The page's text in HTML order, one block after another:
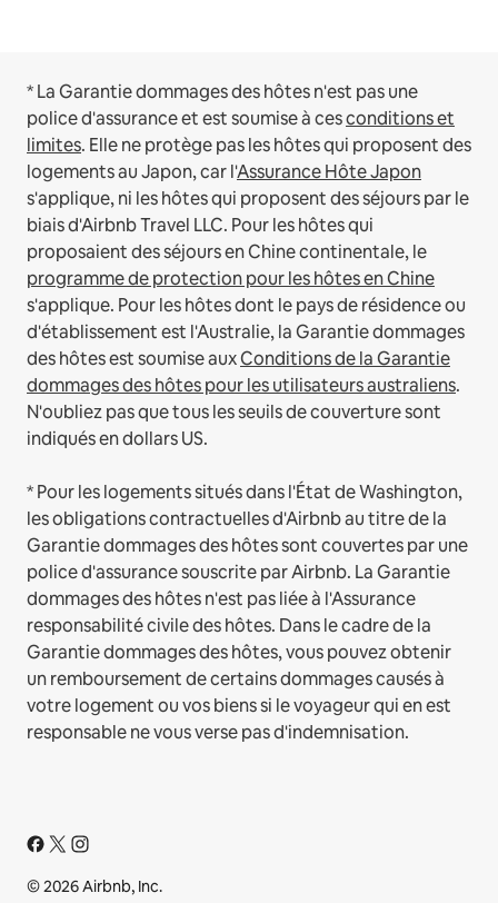
* La Garantie dommages des hôtes n'est pas une
police d'assurance et est soumise à cesconditions et
limites. Elle ne protège pas les hôtes qui proposent des
logements au Japon, car l'Assurance Hôte Japon
s'applique, ni les hôtes qui proposent des séjours par le
biais d'Airbnb Travel LLC. Pour les hôtes qui
proposaient des séjours en Chine continentale, le
programme de protection pour les hôtes en Chine
s'applique. Pour les hôtes dont le pays de résidence ou
d'établissement est l'Australie, la Garantie dommages
des hôtes est soumise auxConditions de la Garantie
dommages des hôtes pour les utilisateurs australiens.
N'oubliez pas que tous les seuils de couverture sont
indiqués en dollars US.
* Pour les logements situés dans l'État de Washington,
les obligations contractuelles d'Airbnb au titre de la
Garantie dommages des hôtes sont couvertes par une
police d'assurance souscrite par Airbnb. La Garantie
dommages des hôtes n'est pas liée à l'Assurance
responsabilité civile des hôtes. Dans le cadre de la
Garantie dommages des hôtes, vous pouvez obtenir
un remboursement de certains dommages causés à
votre logement ou vos biens si le voyageur qui en est
responsable ne vous verse pas d'indemnisation.
© 2026 Airbnb, Inc.